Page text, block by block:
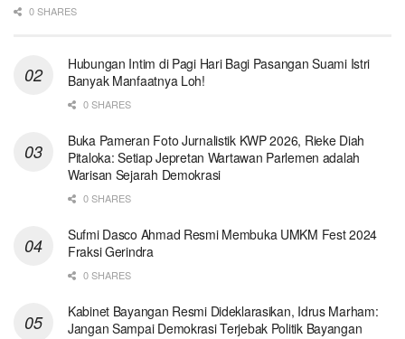
0 SHARES
Hubungan Intim di Pagi Hari Bagi Pasangan Suami Istri
Banyak Manfaatnya Loh!
0 SHARES
Buka Pameran Foto Jurnalistik KWP 2026, Rieke Diah
Pitaloka: Setiap Jepretan Wartawan Parlemen adalah
Warisan Sejarah Demokrasi
0 SHARES
Sufmi Dasco Ahmad Resmi Membuka UMKM Fest 2024
Fraksi Gerindra
0 SHARES
Kabinet Bayangan Resmi Dideklarasikan, Idrus Marham:
Jangan Sampai Demokrasi Terjebak Politik Bayangan